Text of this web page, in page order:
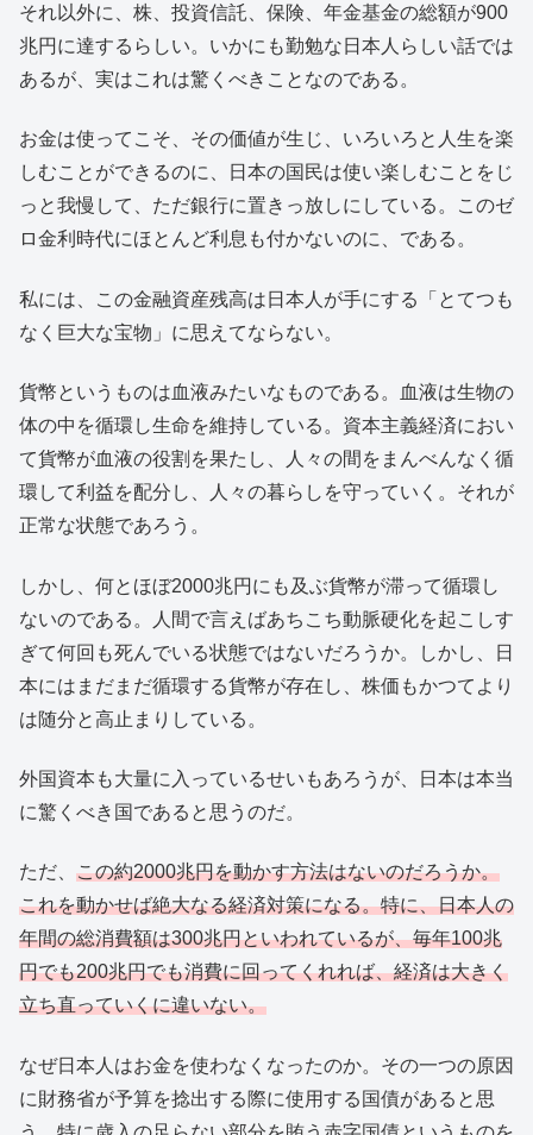
それ以外に、株、投資信託、保険、年金基金の総額が900
兆円に達するらしい。いかにも勤勉な日本人らしい話では
あるが、実はこれは驚くべきことなのである。
お金は使ってこそ、その価値が生じ、いろいろと人生を楽
しむことができるのに、日本の国民は使い楽しむことをじ
っと我慢して、ただ銀行に置きっ放しにしている。このゼ
ロ金利時代にほとんど利息も付かないのに、である。
私には、この金融資産残高は日本人が手にする「とてつも
なく巨大な宝物」に思えてならない。
貨幣というものは血液みたいなものである。血液は生物の
体の中を循環し生命を維持している。資本主義経済におい
て貨幣が血液の役割を果たし、人々の間をまんべんなく循
環して利益を配分し、人々の暮らしを守っていく。それが
正常な状態であろう。
しかし、何とほぼ2000兆円にも及ぶ貨幣が滞って循環し
ないのである。人間で言えばあちこち動脈硬化を起こしす
ぎて何回も死んでいる状態ではないだろうか。しかし、日
本にはまだまだ循環する貨幣が存在し、株価もかつてより
は随分と高止まりしている。
外国資本も大量に入っているせいもあろうが、日本は本当
に驚くべき国であると思うのだ。
ただ、 この約2000兆円を動かす方法はないのだろうか。
これを動かせば絶大なる経済対策になる。特に、日本人の
年間の総消費額は300兆円といわれているが、毎年100兆
円でも200兆円でも消費に回ってくれれば、経済は大きく
立ち直っていくに違いない。
なぜ日本人はお金を使わなくなったのか。その一つの原因
に財務省が予算を捻出する際に使用する国債があると思